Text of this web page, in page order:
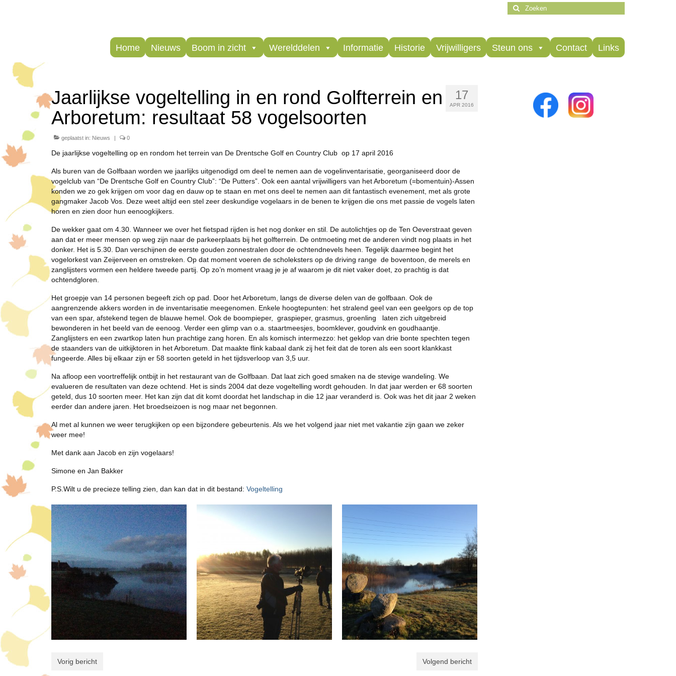
Zoeken
naar:
Home Nieuws Boom in zicht Werelddelen Informatie Historie Vrijwilligers Steun ons Contact Links
17
APR 2016
Jaarlijkse vogeltelling in en rond Golfterrein en
Arboretum: resultaat 58 vogelsoorten
geplaatst in: Nieuws | 0
De jaarlijkse vogeltelling op en rondom het terrein van De Drentsche Golf en Country Club op 17 april 2016
Als buren van de Golfbaan worden we jaarlijks uitgenodigd om deel te nemen aan de vogelinventarisatie, georganiseerd door de
vogelclub van “De Drentsche Golf en Country Club”: “De Putters”. Ook een aantal vrijwilligers van het Arboretum (=bomentuin)-Assen
konden we zo gek krijgen om voor dag en dauw op te staan en met ons deel te nemen aan dit fantastisch evenement, met als grote
gangmaker Jacob Vos. Deze weet altijd een stel zeer deskundige vogelaars in de benen te krijgen die ons met passie de vogels laten
horen en zien door hun eenoogkijkers.
De wekker gaat om 4.30. Wanneer we over het fietspad rijden is het nog donker en stil. De autolichtjes op de Ten Oeverstraat geven
aan dat er meer mensen op weg zijn naar de parkeerplaats bij het golfterrein. De ontmoeting met de anderen vindt nog plaats in het
donker. Het is 5.30. Dan verschijnen de eerste gouden zonnestralen door de ochtendnevels heen. Tegelijk daarmee begint het
vogelorkest van Zeijerveen en omstreken. Op dat moment voeren de scholeksters op de driving range de boventoon, de merels en
zanglijsters vormen een heldere tweede partij. Op zo’n moment vraag je je af waarom je dit niet vaker doet, zo prachtig is dat
ochtendgloren.
Het groepje van 14 personen begeeft zich op pad. Door het Arboretum, langs de diverse delen van de golfbaan. Ook de
aangrenzende akkers worden in de inventarisatie meegenomen. Enkele hoogtepunten: het stralend geel van een geelgors op de top
van een spar, afstekend tegen de blauwe hemel. Ook de boompieper, graspieper, grasmus, groenling laten zich uitgebreid
bewonderen in het beeld van de eenoog. Verder een glimp van o.a. staartmeesjes, boomklever, goudvink en goudhaantje.
Zanglijsters en een zwartkop laten hun prachtige zang horen. En als komisch intermezzo: het geklop van drie bonte spechten tegen
de staanders van de uitkijktoren in het Arboretum. Dat maakte flink kabaal dank zij het feit dat de toren als een soort klankkast
fungeerde. Alles bij elkaar zijn er 58 soorten geteld in het tijdsverloop van 3,5 uur.
Na afloop een voortreffelijk ontbijt in het restaurant van de Golfbaan. Dat laat zich goed smaken na de stevige wandeling. We
evalueren de resultaten van deze ochtend. Het is sinds 2004 dat deze vogeltelling wordt gehouden. In dat jaar werden er 68 soorten
geteld, dus 10 soorten meer. Het kan zijn dat dit komt doordat het landschap in die 12 jaar veranderd is. Ook was het dit jaar 2 weken
eerder dan andere jaren. Het broedseizoen is nog maar net begonnen.
Al met al kunnen we weer terugkijken op een bijzondere gebeurtenis. Als we het volgend jaar niet met vakantie zijn gaan we zeker
weer mee!
Met dank aan Jacob en zijn vogelaars!
Simone en Jan Bakker
P.S.Wilt u de precieze telling zien, dan kan dat in dit bestand: Vogeltelling
Vorig bericht Volgend bericht